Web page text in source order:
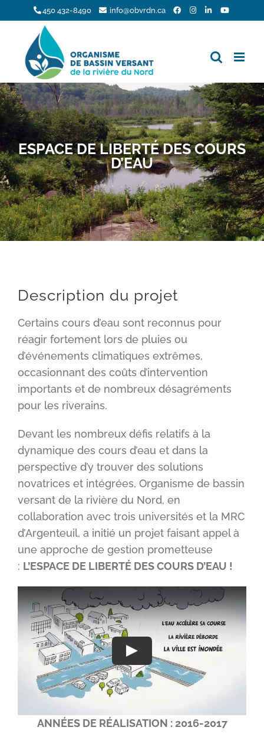
to
content
450 432-8490 info@obvrdn.ca
ESPACE DE LIBERTÉ DES COURS
D’EAU
Description du projet
Certains cours d’eau sont reconnus pour
réagir fortement lors de pluies ou
d’événements climatiques extrêmes,
occasionnant des coûts d’intervention
importants et de nombreux désagréments
pour les riverains.
Devant les nombreux défis relatifs à la
dynamique des cours d’eau et dans la
perspective d’y trouver des solutions
novatrices et intégrées, Organisme de bassin
versant de la rivière du Nord, en
collaboration avec trois universités et la MRC
d’Argenteuil, a initié un projet faisant appel à
une approche de gestion prometteuse
: L’ESPACE DE LIBERTÉ DES COURS D’EAU !
ANNÉES DE RÉALISATION : 2016-2017